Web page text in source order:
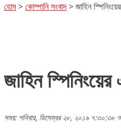
হোম > কোম্পানি সংবাদ > জাহিন
জাহিন
সময়: শনিবার, ডিসেম্বর ২৮, ২০১৯ ৭:৩০:৩৮